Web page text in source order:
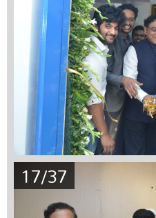
17/37